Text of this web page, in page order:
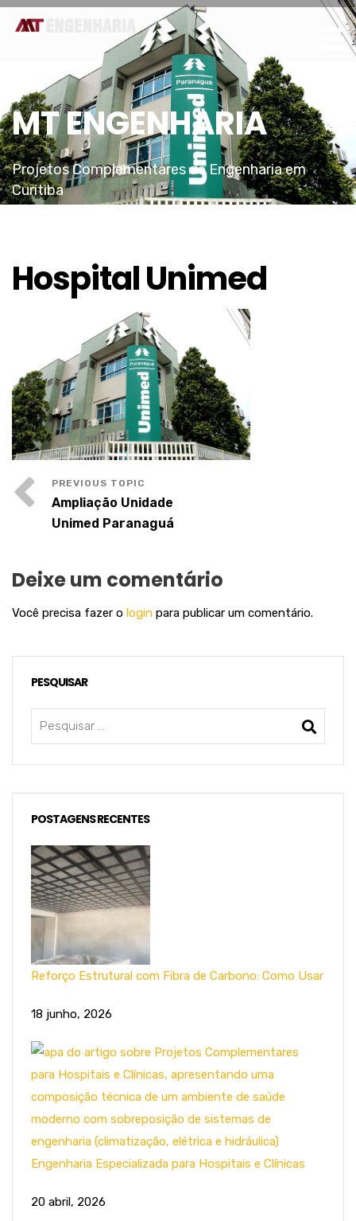
MT ENGENHARIA
Projetos Complementares de Engenharia em
Curitiba
Hospital Unimed
Ampliação Unidade
Unimed Paranaguá
Deixe um comentário
Você precisa fazer o login para publicar um comentário.
PESQUISAR
POSTAGENS RECENTES
Reforço Estrutural com Fibra de Carbono: Como Usar
18 junho, 2026
Engenharia Especializada para Hospitais e Clínicas
20 abril, 2026